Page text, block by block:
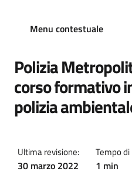
Menu contestuale
Polizia
corso formativo
polizia
Ultima revisione:
30 marzo 2022
Tempo
1 min